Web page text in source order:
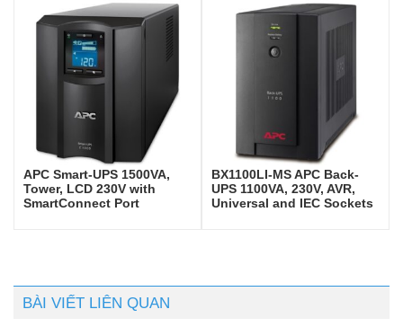
APC Smart-UPS 1500VA,
Tower, LCD 230V with
SmartConnect Port
BX1100LI-MS APC Back-
UPS 1100VA, 230V, AVR,
Universal and IEC Sockets
BÀI VIẾT LIÊN QUAN